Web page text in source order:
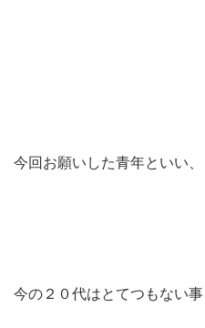
今回お願いした青年といい、
今の２０代はとてつもない